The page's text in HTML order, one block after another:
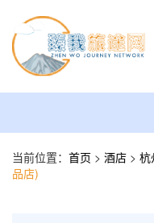
当前位置： 首页 > 酒店 > 杭
品店)